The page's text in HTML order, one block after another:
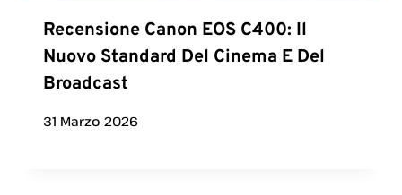
Recensione Canon EOS C400: Il
Nuovo Standard Del Cinema E Del
Broadcast
31 Marzo 2026